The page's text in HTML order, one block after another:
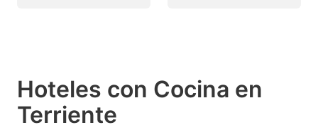
Hoteles con Cocina en
Terriente